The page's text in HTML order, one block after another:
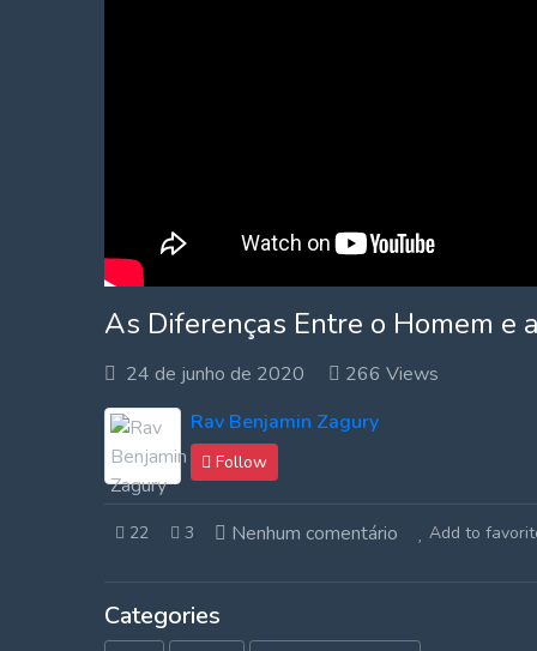
As Diferenças Entre o Homem e
24 de junho de 2020
266 Views
Rav Benjamin Zagury
Follow
22 3 Nenhum comentário Add to
Categories